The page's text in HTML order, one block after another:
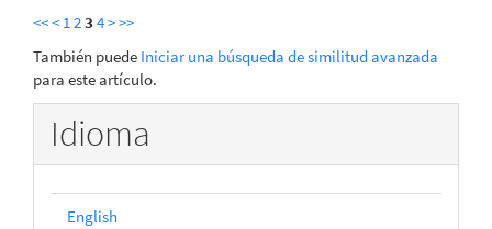
<<< 1 234>>>
También puede Iniciar una búsqueda de similitud avanzada
para este artículo.
Idioma
English